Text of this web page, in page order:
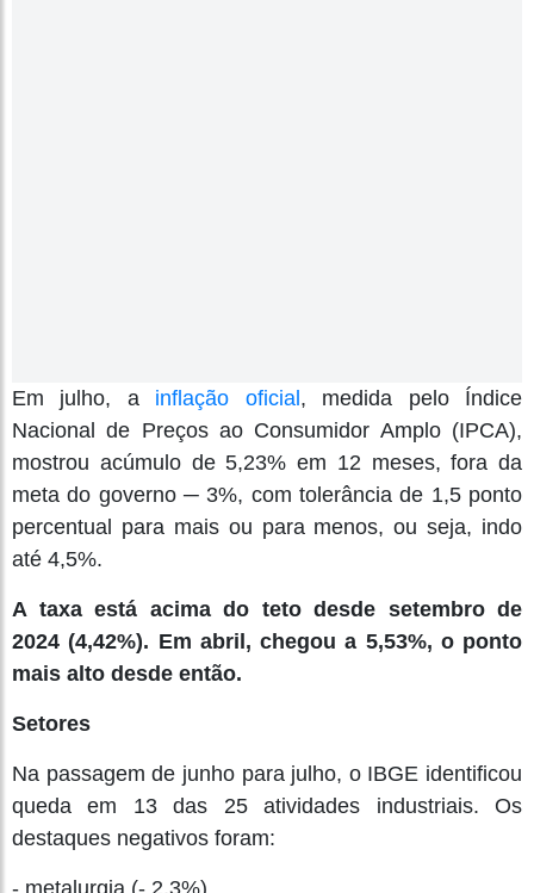
Em julho, a inflação oficial , medida pelo Índice
Nacional de Preços ao Consumidor Amplo (IPCA),
mostrou acúmulo de 5,23% em 12 meses, fora da
meta do governo ─ 3%, com tolerância de 1,5 ponto
percentual para mais ou para menos, ou seja, indo
até 4,5%.
A taxa está acima do teto desde setembro de
2024 (4,42%). Em abril, chegou a 5,53%, o ponto
mais alto desde então.
Setores
Na passagem de junho para julho, o IBGE identificou
queda em 13 das 25 atividades industriais. Os
destaques negativos foram: